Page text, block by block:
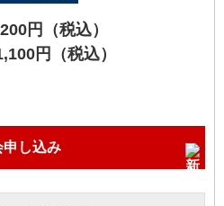
円（税込）
円（税込）
申し込み